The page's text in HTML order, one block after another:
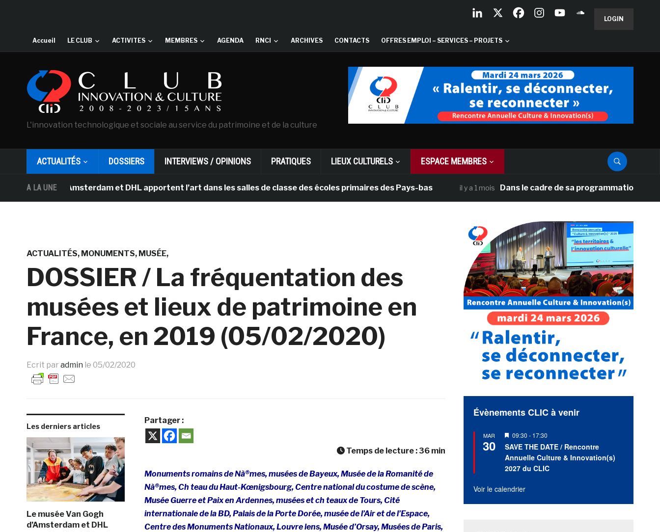
LOGIN
Accueil LE CLUB ACTIVITES MEMBRES AGENDA RNCI ARCHIVES CONTACTS OFFRES EMPLOI – SERVICES – PROJETS
L'innovation technologique et sociale au service du patrimoine et de la culture
ACTUALITÉS DOSSIERS INTERVIEWS / OPINIONS PRATIQUES LIEUX CULTURELS ESPACE MEMBRES
A LA UNE
Gogh d’Amsterdam et DHL apportent l’art dans les salles de classe des écoles primaires des Pays-bas il y a 1 mois Dans le cadre de sa programmation
ACTUALITÉS MONUMENTS MUSÉE
DOSSIER / La fréquentation des
musées et lieux de patrimoine en
France, en 2019 (05/02/2020)
Ecrit par admin le 05/02/2020
Les derniers articles
Le musée Van Gogh
d’Amsterdam et DHL
Partager :
Temps de lecture : 36 min
Monuments romains de Nà®mes, musées de Bayeux, Musée de la Romanité de
Nà®mes, Ch teau du Haut-Kœnigsbourg, Centre national du costume de scène,
Musée Guerre et Paix en Ardennes, musées et ch teaux de Tours, Cité
internationale de la BD, Palais de la Porte Dorée, musée de l’Air et de l’Espace,
Centre des Monuments Nationaux, Louvre lens, Musée d’Orsay, Musées de Paris,
Évènements CLIC à venir
MAR
30
Mis
en
avant
09:30 - 17:30
SAVE THE DATE / Rencontre
Annuelle Culture & Innovation(s)
2027 du CLIC
Voir le calendrier